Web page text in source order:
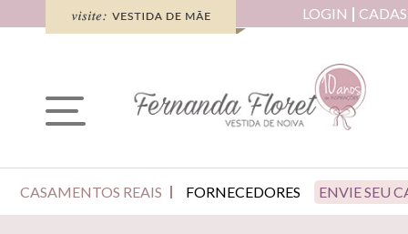
LOGIN
CASAMENTOS REAIS FORNECEDORES ENVIE SEU